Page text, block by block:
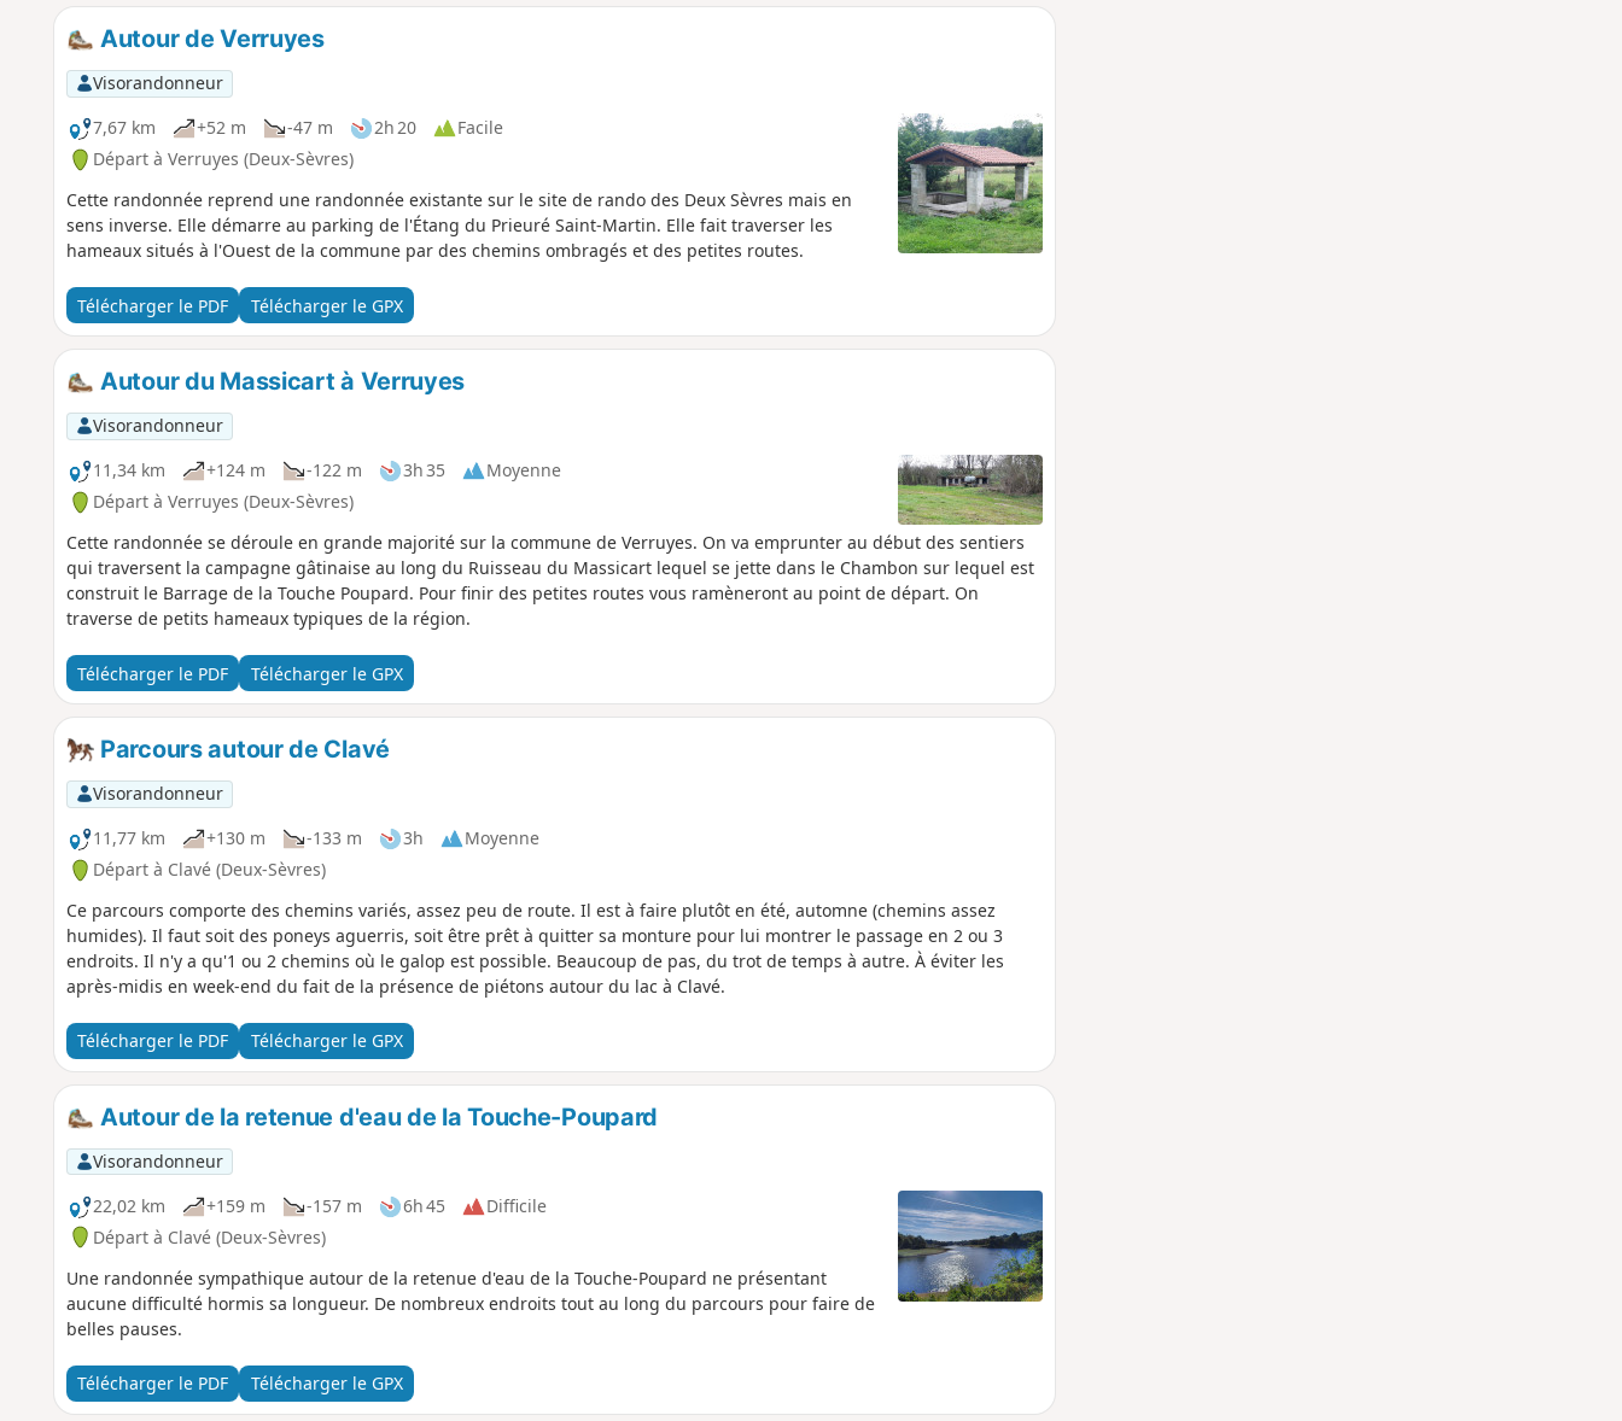
Autour de Verruyes
Visorandonneur
7,67 km
+52 m -47 m 2h 20
Facile
Départ à Verruyes (Deux-Sèvres)
Cette randonnée reprend une randonnée existante sur le site de rando des Deux Sèvres mais en
sens inverse. Elle démarre au parking de l'Étang du Prieuré Saint-Martin. Elle fait traverser les
hameaux situés à l'Ouest de la commune par des chemins ombragés et des petites routes.
Télécharger le PDF Télécharger le GPX
Autour du Massicart à Verruyes
Visorandonneur
11,34 km
+124 m -122 m 3h 35
Moyenne
Départ à Verruyes (Deux-Sèvres)
Cette randonnée se déroule en grande majorité sur la commune de Verruyes. On va emprunter au début des sentiers
qui traversent la campagne gâtinaise au long du Ruisseau du Massicart lequel se jette dans le Chambon sur lequel est
construit le Barrage de la Touche Poupard. Pour finir des petites routes vous ramèneront au point de départ. On
traverse de petits hameaux typiques de la région.
Télécharger le PDF Télécharger le GPX
Parcours autour de Clavé
Visorandonneur
11,77 km
+130 m -133 m 3h
Moyenne
Départ à Clavé (Deux-Sèvres)
Ce parcours comporte des chemins variés, assez peu de route. Il est à faire plutôt en été, automne (chemins assez
humides). Il faut soit des poneys aguerris, soit être prêt à quitter sa monture pour lui montrer le passage en 2 ou 3
endroits. Il n'y a qu'1 ou 2 chemins où le galop est possible. Beaucoup de pas, du trot de temps à autre. À éviter les
après-midis en week-end du fait de la présence de piétons autour du lac à Clavé.
Télécharger le PDF Télécharger le GPX
Autour de la retenue d'eau de la Touche-Poupard
Visorandonneur
22,02 km
+159 m -157 m 6h 45
Difficile
Départ à Clavé (Deux-Sèvres)
Une randonnée sympathique autour de la retenue d'eau de la Touche-Poupard ne présentant
aucune difficulté hormis sa longueur. De nombreux endroits tout au long du parcours pour faire de
belles pauses.
Télécharger le PDF Télécharger le GPX